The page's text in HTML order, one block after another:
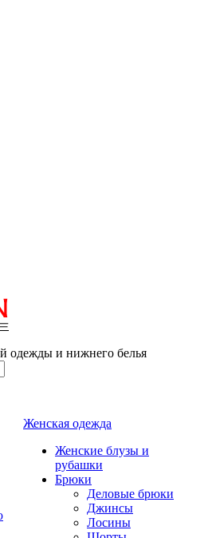
одежды и нижнего белья
Женская одежда
Женские блузы и
рубашки
Брюки
Деловые брюки
Джинсы
Лосины